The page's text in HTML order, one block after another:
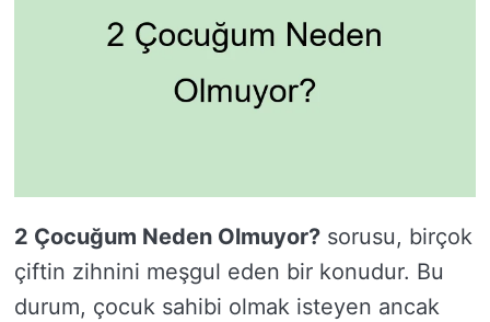
2 Çocuğum Neden Olmuyor? sorusu, birçok
çiftin zihnini meşgul eden bir konudur. Bu
durum, çocuk sahibi olmak isteyen ancak